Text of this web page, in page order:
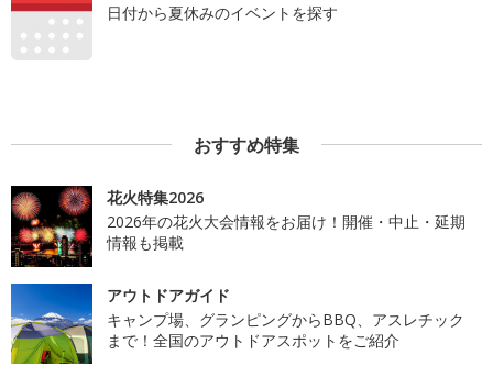
日付から夏休みのイベントを探す
おすすめ特集
花火特集2026
2026年の花火大会情報をお届け！開催・中止・延期
情報も掲載
アウトドアガイド
キャンプ場、グランピングからBBQ、アスレチック
まで！全国のアウトドアスポットをご紹介